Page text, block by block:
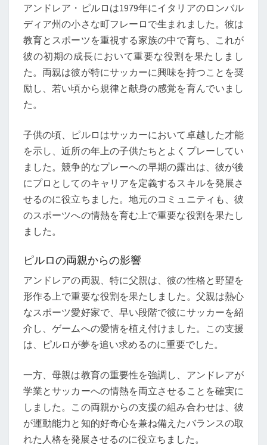
アンドレア・ピルロは1979年にイタリアのロンバル
ディア州の小さな町フレーロで生まれました。彼は
教育とスポーツを重視する家族の中で育ち、これが
彼の初期の成長において重要な役割を果たしまし
た。両親は彼が特にサッカーに興味を持つことを奨
励し、若い頃から規律と献身の感覚を育んでいまし
た。
子供の頃、ピルロはサッカーにおいて卓越した才能
を示し、近所の年上の子供たちとよくプレーしてい
ました。競争的なプレーへの早期の露出は、彼が後
にプロとしてのキャリアを定義するスキルを発展さ
せるのに役立ちました。地元のコミュニティも、彼
のスポーツへの情熱を育む上で重要な役割を果たし
ました。
ピルロの両親からの影響
アンドレアの両親、特に父親は、彼の性格と野望を
形作る上で重要な役割を果たしました。父親は熱心
なスポーツ愛好家で、早い段階で彼にサッカーを紹
介し、ゲームへの愛情を植え付けました。この支援
は、ピルロが夢を追い求めるのに重要でした。
一方、母親は教育の重要性を強調し、アンドレアが
学業とサッカーへの情熱を両立させることを確実に
しました。この両親からの支援の組み合わせは、彼
が運動能力と知的好奇心を兼ね備えたバランスの取
れた人格を発展させるのに役立ちました。